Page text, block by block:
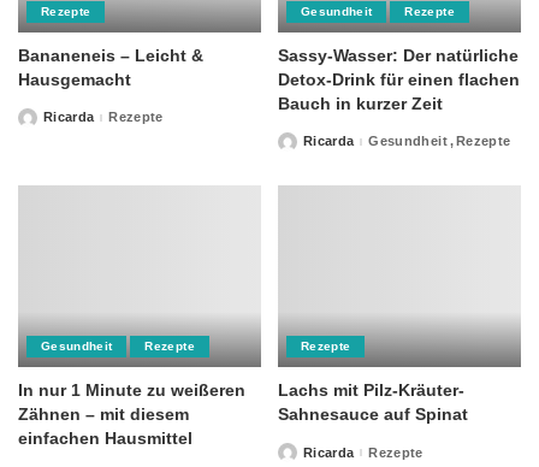
Rezepte
Bananeneis – Leicht &
Hausgemacht
PostedRicarda Rezepte
Gesundheit Rezepte
Sassy-Wasser: Der natürliche
Detox-Drink für einen flachen
Bauch in kurzer Zeit
PostedRicarda Gesundheit Rezepte
Gesundheit Rezepte
In nur 1 Minute zu weißeren
Zähnen – mit diesem
einfachen Hausmittel
Rezepte
Lachs mit Pilz-Kräuter-
Sahnesauce auf Spinat
PostedRicarda Rezepte